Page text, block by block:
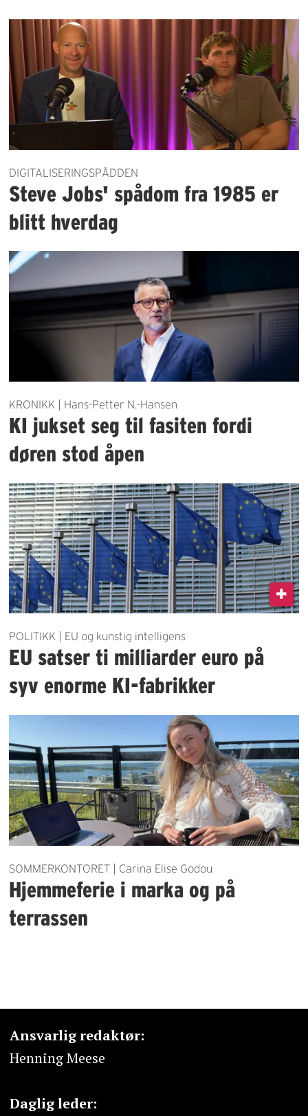
DIGITALISERINGSPÅDDEN
Steve Jobs' spådom fra 1985 er
blitt hverdag
KRONIKK | Hans-Petter N.-Hansen
KI jukset seg til fasiten fordi
døren stod åpen
POLITIKK | EU og kunstig intelligens
EU satser ti milliarder euro på
syv enorme KI-fabrikker
SOMMERKONTORET | Carina Elise Godou
Hjemmeferie i marka og på
terrassen
Ansvarlig redaktør:
Henning Meese
Daglig leder: